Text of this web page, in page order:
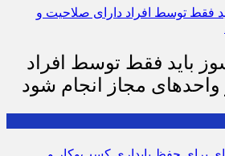
باید فقط توسط افراد
مجاز انجام شود